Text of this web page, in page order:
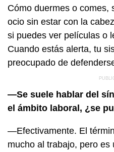
Cómo duermes o comes,
ocio sin estar con la
si puedes ver películas o
Cuando estás alerta, tu
preocupado de
—Se suele hablar del
el ámbito laboral, ¿se
—Efectivamente. El
mucho al trabajo, pero es